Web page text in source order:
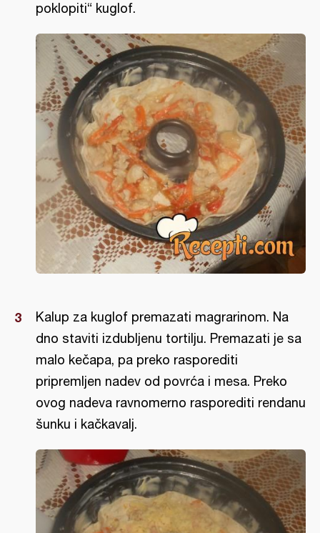
poklopiti“ kuglof.
Kalup za kuglof premazati magrarinom. Na
dno staviti izdubljenu tortilju. Premazati je sa
malo kečapa, pa preko rasporediti
pripremljen nadev od povrća i mesa. Preko
ovog nadeva ravnomerno rasporediti rendanu
šunku i kačkavalj.